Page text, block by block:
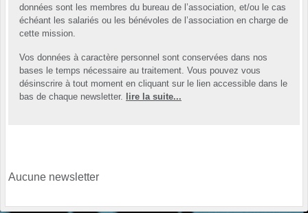
données sont les membres du bureau de l’association, et/ou le cas
échéant les salariés ou les bénévoles de l’association en charge de
cette mission.
Vos données à caractère personnel sont conservées dans nos
bases le temps nécessaire au traitement. Vous pouvez vous
désinscrire à tout moment en cliquant sur le lien accessible dans le
bas de chaque newsletter. lire la suite...
Aucune newsletter